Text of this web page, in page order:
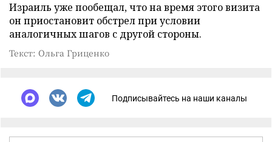
Израиль уже пообещал, что на время этого визита
он приостановит обстрел при условии
аналогичных шагов с другой стороны.
Текст: Ольга Гриценко
Подписывайтесь на наши каналы